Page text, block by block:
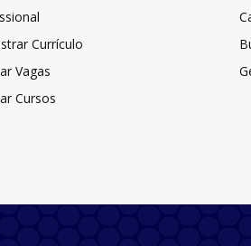
Currículo
Vagas
Cursos